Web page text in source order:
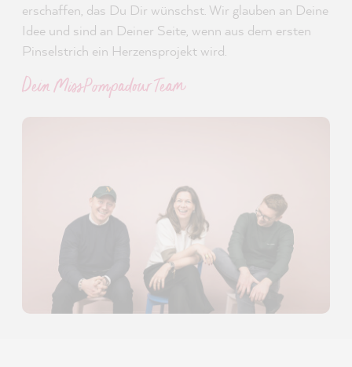
erschaffen, das Du Dir wünschst. Wir glauben an Deine
Idee und sind an Deiner Seite, wenn aus dem ersten
Pinselstrich ein Herzensprojekt wird.
Dein MissPompadour Team